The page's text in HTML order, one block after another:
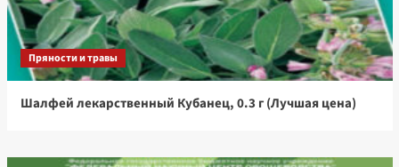
Пряности и травы
Шалфей лекарственный Кубанец, 0.3 г (Лучшая цена)